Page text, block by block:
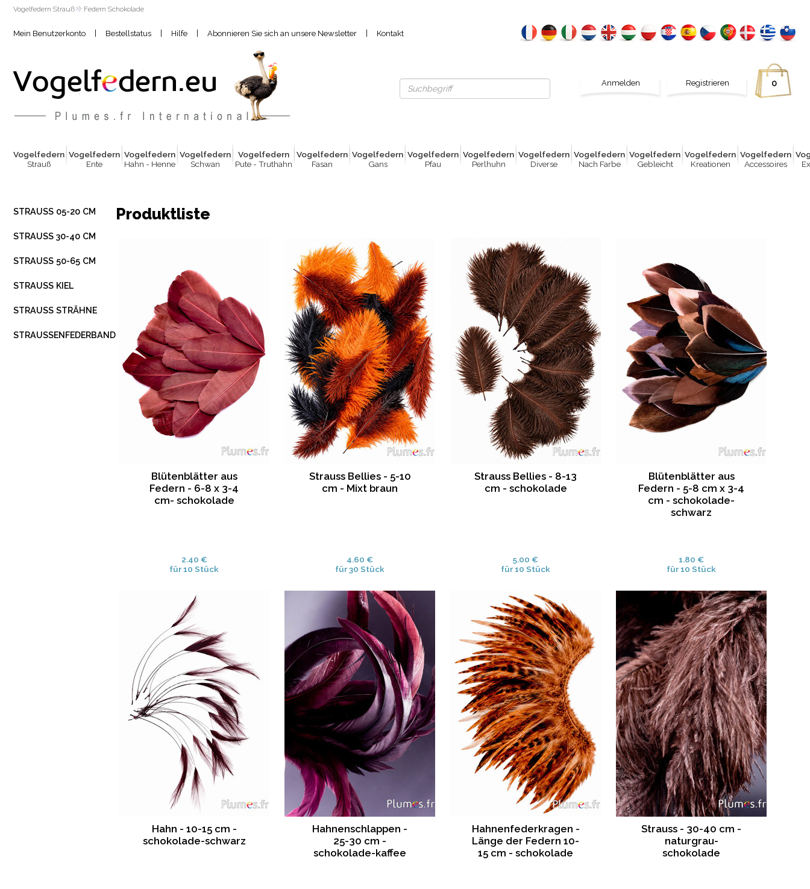
Vogelfedern Strauß Federn Schokolade
Mein Benutzerkonto | Bestellstatus | Hilfe | Abonnieren Sie sich an unsere Newsletter | Kontakt
0
Anmelden Registrieren
Vogelfedern
Strauß
Vogelfedern
Ente
Vogelfedern
Hahn - Henne
Vogelfedern
Schwan
Vogelfedern
Pute - Truthahn
Vogelfedern
Fasan
Vogelfedern
Gans
Vogelfedern
Pfau
Vogelfedern
Perlhuhn
Vogelfedern
Diverse
Vogelfedern
Nach Farbe
Vogelfedern
Gebleicht
Vogelfedern
Kreationen
Vogelfedern
Accessoires
STRAUSS 05-20 CM
STRAUSS 30-40 CM
STRAUSS 50-65 CM
STRAUSS KIEL
STRAUSS STRÄHNE
STRAUSSENFEDERBAND
Produktliste
Blütenblätter aus
Federn - 6-8 x 3-4
cm- schokolade
2.40 €
für 10 Stück
Strauss Bellies - 5-10
cm - Mixt braun
4.60 €
für 30 Stück
Strauss Bellies - 8-13
cm - schokolade
5.00 €
für 10 Stück
Blütenblätter aus
Federn - 5-8 cm x 3-4
cm - schokolade-
schwarz
1.80 €
für 10 Stück
Hahn - 10-15 cm -
schokolade-schwarz
Hahnenschlappen -
25-30 cm -
schokolade-kaffee
Hahnenfederkragen -
Länge der Federn 10-
15 cm - schokolade
Strauss - 30-40 cm -
naturgrau-
schokolade